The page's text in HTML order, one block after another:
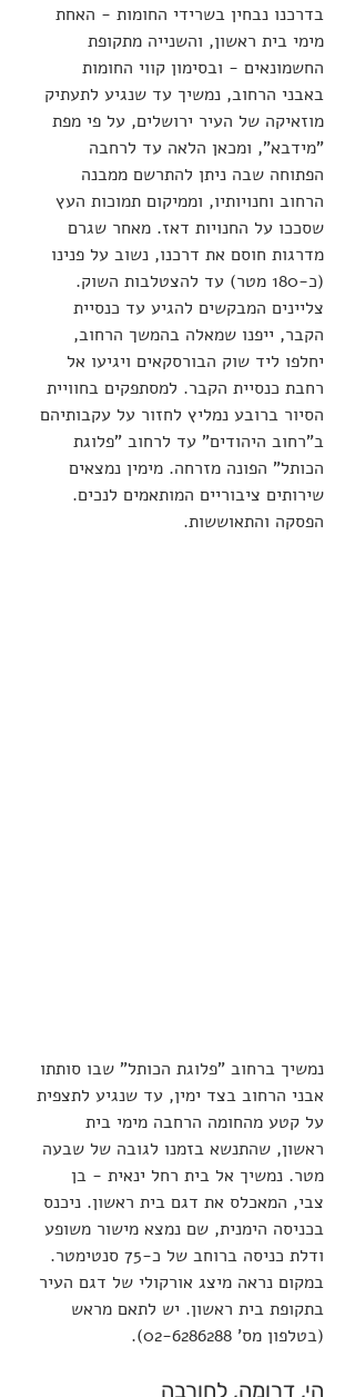
בדרכנו נבחין בשרידי החומות - האחת
מימי בית ראשון, והשנייה מתקופת
החשמונאים - ובסימון קווי החומות
באבני הרחוב, נמשיך עד שנגיע לתעתיק
מוזאיקה של העיר ירושלים, על פי מפת
"מידבא", ומכאן הלאה עד לרחבה
הפתוחה שבה ניתן להתרשם ממבנה
הרחוב וחנויותיו, וממיקום תמוכות העץ
שסככו על החנויות דאז. מאחר שגרם
מדרגות חוסם את דרכנו, נשוב על פנינו
(כ-180 מטר) עד להצטלבות השוק.
צליינים המבקשים להגיע עד כנסיית
הקבר, ייפנו שמאלה בהמשך הרחוב,
יחלפו ליד שוק הבורסקאים ויגיעו אל
רחבת כנסיית הקבר. למסתפקים בחוויית
הסיור ברובע נמליץ לחזור על עקבותיהם
ב"רחוב היהודים" עד לרחוב "פלוגת
הכותל" הפונה מזרחה. מימין נמצאים
שירותים ציבוריים המותאמים לנכים.
הפסקה והתאוששות.
נמשיך ברחוב "פלוגת הכותל" שבו סותתו
אבני הרחוב בצד ימין, עד שנגיע לתצפית
על קטע מהחומה הרחבה מימי בית
ראשון, שהתנשא בזמנו לגובה של שבעה
מטר. נמשיך אל בית רחל ינאית - בן
צבי, המאכלס את דגם בית ראשון. ניכנס
בכניסה הימנית, שם נמצא מישור משופע
ודלת כניסה ברוחב של כ-75 סנטימטר.
במקום נראה מיצג אורקולי של דגם העיר
בתקופת בית ראשון. יש לתאם מראש
(בטלפון מס' 02-6286288).
הי, דרומה, לחורבה